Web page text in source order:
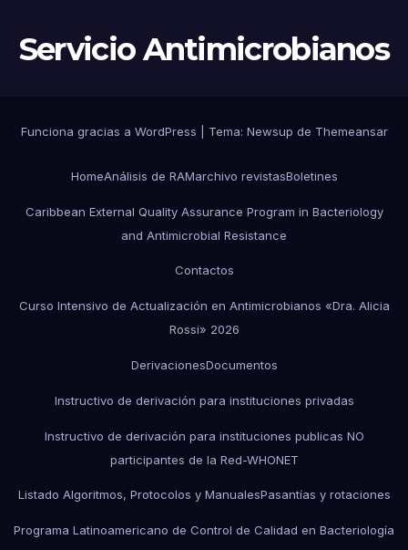
Servicio Antimicrobianos
Funciona gracias a WordPress Tema: Newsup de Themeansar
HomeAnálisis de RAMarchivo revistasBoletines
Caribbean External Quality Assurance Program in Bacteriology
and Antimicrobial Resistance
Contactos
Curso Intensivo de Actualización en Antimicrobianos «Dra. Alicia
Rossi» 2026
DerivacionesDocumentos
Instructivo de derivación para instituciones privadas
Instructivo de derivación para instituciones publicas NO
participantes de la Red-WHONET
Listado Algoritmos, Protocolos y ManualesPasantías y rotaciones
Programa Latinoamericano de Control de Calidad en Bacteriología